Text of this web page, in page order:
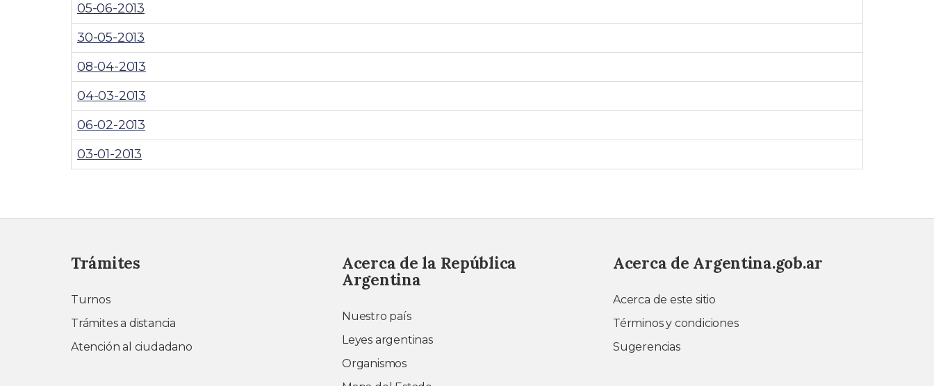
05-06-2013
30-05-2013
08-04-2013
04-03-2013
06-02-2013
03-01-2013
Trámites
Turnos
Trámites a distancia
Atención al ciudadano
Acerca de la República
Argentina
Nuestro país
Leyes argentinas
Organismos
Acerca de Argentina.gob.ar
Acerca de este sitio
Términos y condiciones
Sugerencias